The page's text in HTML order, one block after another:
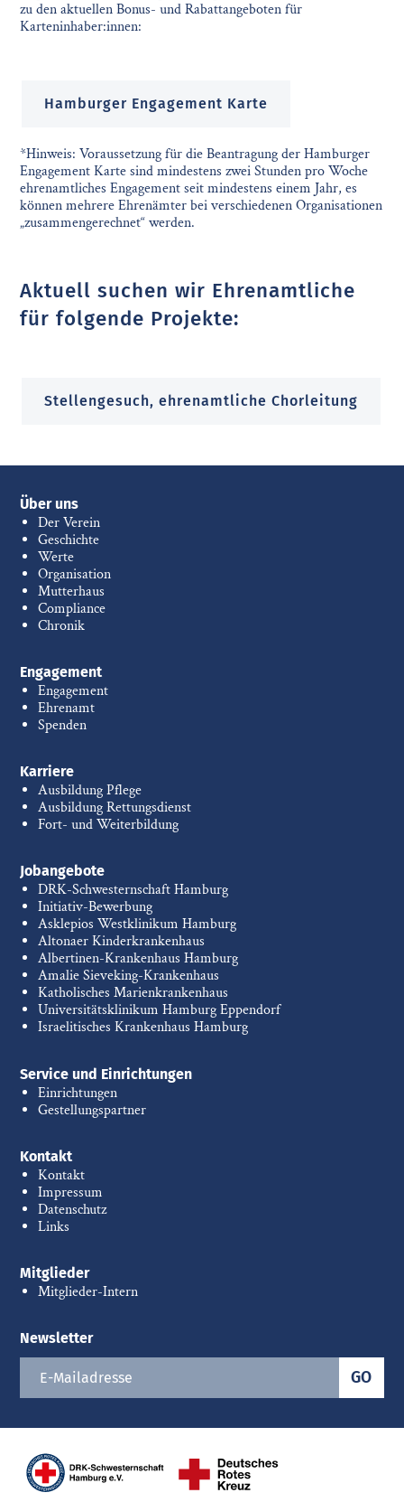
zu den aktuellen Bonus- und Rabattangeboten für
Karteninhaber:innen:
Hamburger Engagement Karte
*Hinweis: Voraussetzung für die Beantragung der Hamburger
Engagement Karte sind mindestens zwei Stunden pro Woche
ehrenamtliches Engagement seit mindestens einem Jahr, es
können mehrere Ehrenämter bei verschiedenen Organisationen
„zusammengerechnet“ werden.
Aktuell suchen wir Ehrenamtliche
für folgende Projekte:
Stellengesuch, ehrenamtliche Chorleitung
Über uns
Der Verein
Geschichte
Werte
Organisation
Mutterhaus
Compliance
Chronik
Engagement
Engagement
Ehrenamt
Spenden
Karriere
Ausbildung Pflege
Ausbildung Rettungsdienst
Fort- und Weiterbildung
Jobangebote
DRK-Schwesternschaft Hamburg
Initiativ-Bewerbung
Asklepios Westklinikum Hamburg
Altonaer Kinderkrankenhaus
Albertinen-Krankenhaus Hamburg
Amalie Sieveking-Krankenhaus
Katholisches Marienkrankenhaus
Universitätsklinikum Hamburg Eppendorf
Israelitisches Krankenhaus Hamburg
Service und Einrichtungen
Einrichtungen
Gestellungspartner
Kontakt
Kontakt
Impressum
Datenschutz
Links
Mitglieder
Mitglieder-Intern
Newsletter
GO